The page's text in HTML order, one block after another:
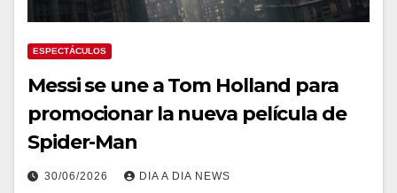
ESPECTÁCULOS
Messi se une a Tom Holland para
promocionar la nueva película de
Spider-Man
30/06/2026 DIA A DIA NEWS